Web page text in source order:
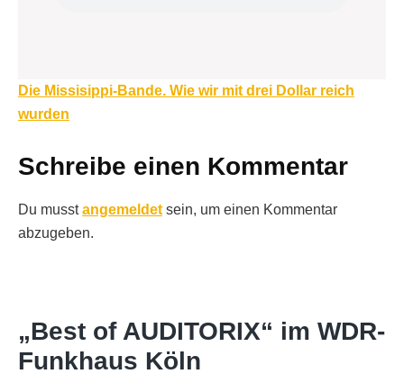
Beitragsnavigation
Die Missisippi-Bande. Wie wir mit drei Dollar reich
wurden
Schreibe einen Kommentar
Du musstangemeldet sein, um einen Kommentar
abzugeben.
„Best of AUDITORIX“ im WDR-
Funkhaus Köln